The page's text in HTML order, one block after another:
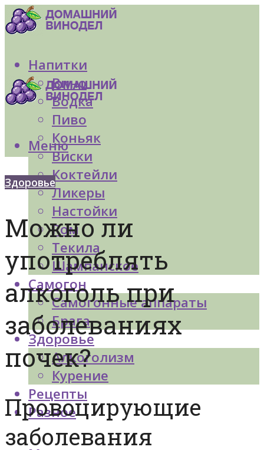
Напитки
Вино
Водка
Пиво
Коньяк
Виски
Коктейли
Ликеры
Настойки
Ром
Текила
Шампанское
Самогон
Самогонные аппараты
Брага
Здоровье
Алкоголизм
Курение
Рецепты
Разное
Меню
Здоровье
Можно ли
употреблять
алкоголь при
заболеваниях
почек?
Провоцирующие
заболевания